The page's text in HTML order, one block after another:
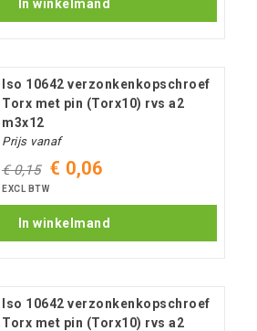
In winkelmand
Iso 10642 verzonkenkopschroef
Torx met pin (Torx10) rvs a2
m3x12
Prijs vanaf
€ 0,15 € 0,06
EXCL BTW
In winkelmand
Iso 10642 verzonkenkopschroef
Torx met pin (Torx10) rvs a2